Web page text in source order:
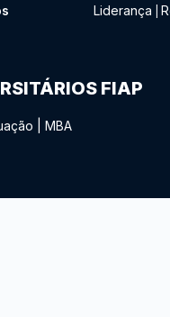
Liderança
FIAP
MBA